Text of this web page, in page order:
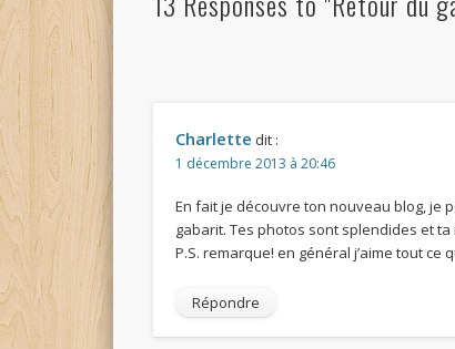
Charlette dit :
1 décembre 2013 à 20:46
En fait je découvre ton nouveau blog, je
gabarit. Tes photos sont splendides et
P.S. remarque! en général j’aime tout ce
Répondre